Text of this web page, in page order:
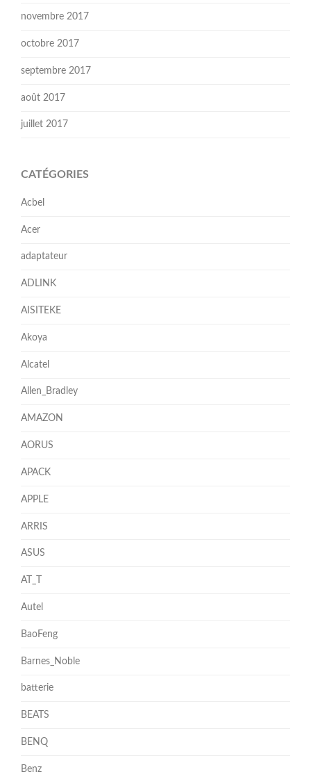
novembre 2017
octobre 2017
septembre 2017
août 2017
juillet 2017
CATÉGORIES
Acbel
Acer
adaptateur
ADLINK
AISITEKE
Akoya
Alcatel
Allen_Bradley
AMAZON
AORUS
APACK
APPLE
ARRIS
ASUS
AT_T
Autel
BaoFeng
Barnes_Noble
batterie
BEATS
BENQ
Benz